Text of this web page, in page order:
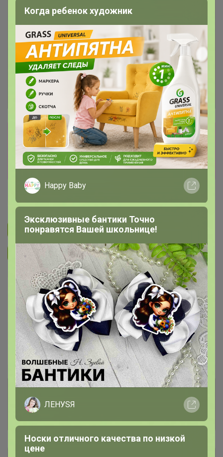
Сбор заказов в данной закупке
завершен
Перейти к текущей закупке
Happy Baby
Подписаться на закупку 299
Подписаться на организатора 3.7K
В архиве
—
Собрано
100 %
Ожидание ~ 5 дней
Пристрой 1 лот
Комментарии к лотам 1.6K
Отзывы участников
Когда ребенок художник
Happy Baby
Эксклюзивные бантики Точно
понравятся Вашей школьнице!
ЛЕНУSЯ
Носки отличного качества по низкой
цене